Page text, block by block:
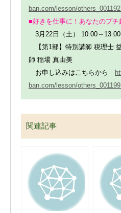
ban.com/lesson/
■好きを仕事に！あなたのプチ
3月22日（土） 10:00～
【第1部】特別講師 税理士
師 稲場 真由美
お申し込みはこちらから
ban.com/lesson/
関連記事